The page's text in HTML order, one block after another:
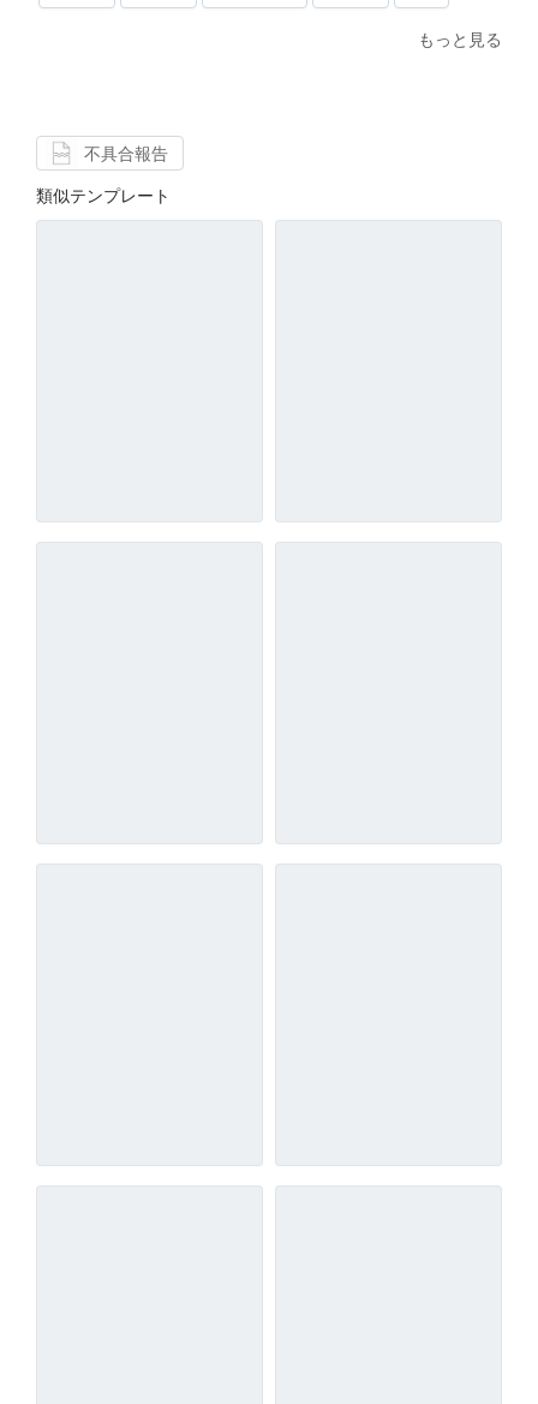
もっと見る
不具合報告
類似テンプレート